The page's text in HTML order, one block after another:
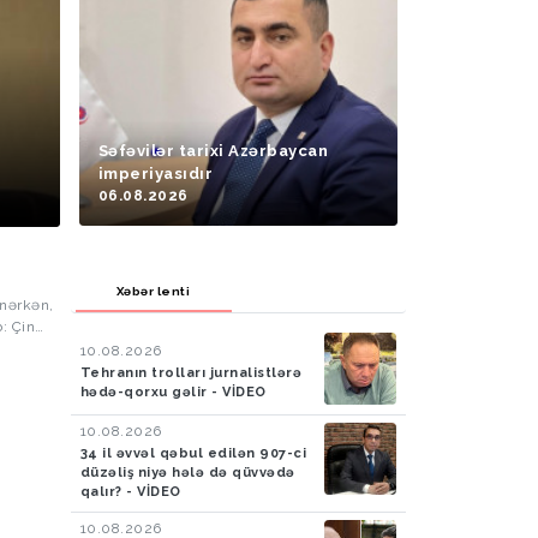
Səfəvilər tarixi Azərbaycan
imperiyasıdır
06.08.2026
Çin
və
Xəbər lenti
10.08.2026
Tehranın trolları jurnalistlərə
hədə-qorxu gəlir - VİDEO
10.08.2026
34 il əvvəl qəbul edilən 907-ci
düzəliş niyə hələ də qüvvədə
qalır? - VİDEO
10.08.2026